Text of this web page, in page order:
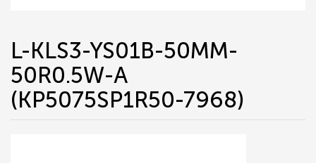
L-KLS3-YS01B-50MM-
50R0.5W-A
(KP5075SP1R50-7968)